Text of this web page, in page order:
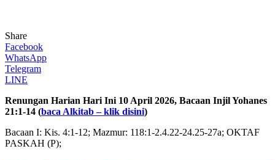
Share
Facebook
WhatsApp
Telegram
LINE
Renungan Harian Hari Ini 10 April 2026, Bacaan Injil Yohanes
21:1-14 (baca Alkitab – klik disini)
Bacaan I: Kis. 4:1-12; Mazmur: 118:1-2.4.22-24.25-27a; OKTAF
PASKAH (P);